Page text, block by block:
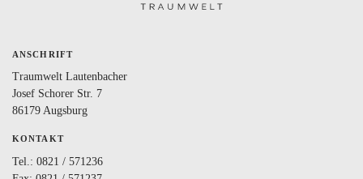
ANSCHRIFT
Traumwelt Lautenbacher
Josef Schorer Str. 7
86179 Augsburg
KONTAKT
Tel.: 0821 / 571236